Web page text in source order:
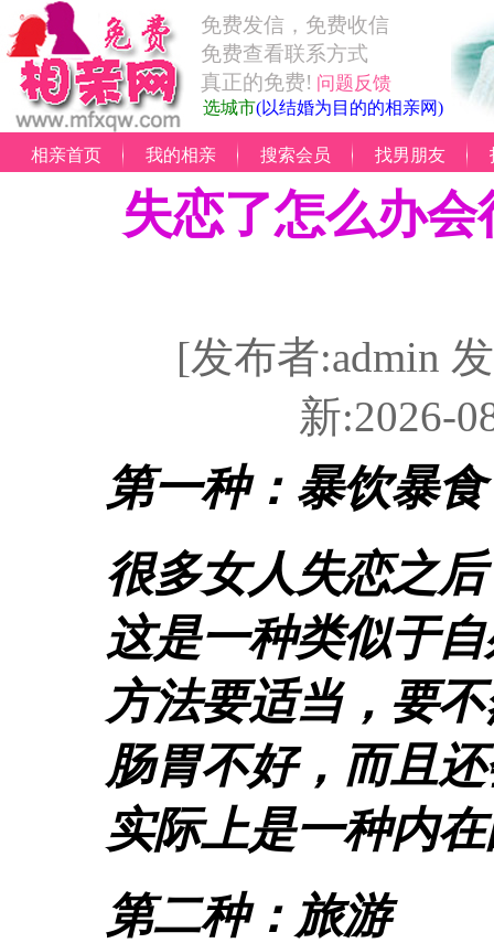
免费发信，免费收信
免费查看联系方式
真正的免费! 问题反馈
选城市(以结婚为目的的相亲网)
相亲首页 我的相亲 搜索会员 找男朋友
失恋了怎么办
[发布者:admin
新:2026-
第一种：暴饮暴食
很多女人失恋之
这是一种类似于
方法要适当，要
肠胃不好，而且
实际上是一种内
第二种：旅游